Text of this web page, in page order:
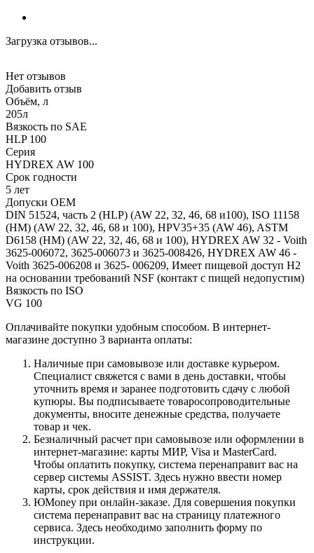
Загрузка отзывов...
Нет отзывов
Добавить отзыв
Объём, л
205л
Вязкость по SAE
HLP 100
Серия
HYDREX AW 100
Срок годности
5 лет
Допуски OEM
DIN 51524, часть 2 (HLP) (AW 22, 32, 46, 68 и100), ISO 11158
(HM) (AW 22, 32, 46, 68 и 100), HPV35+35 (AW 46), ASTM
D6158 (HM) (AW 22, 32, 46, 68 и 100), HYDREX AW 32 - Voith
3625-006072, 3625-006073 и 3625-008426, HYDREX AW 46 -
Voith 3625-006208 и 3625- 006209, Имеет пищевой доступ H2
на основании требований NSF (контакт с пищей недопустим)
Вязкость по ISO
VG 100
Оплачивайте покупки удобным способом. В интернет-
магазине доступно 3 варианта оплаты:
Наличные при самовывозе или доставке курьером.
Специалист свяжется с вами в день доставки, чтобы
уточнить время и заранее подготовить сдачу с любой
купюры. Вы подписываете товаросопроводительные
документы, вносите денежные средства, получаете
товар и чек.
Безналичный расчет при самовывозе или оформлении в
интернет-магазине: карты МИР, Visa и MasterCard.
Чтобы оплатить покупку, система перенаправит вас на
сервер системы ASSIST. Здесь нужно ввести номер
карты, срок действия и имя держателя.
ЮMoney при онлайн-заказе. Для совершения покупки
система перенаправит вас на страницу платежного
сервиса. Здесь необходимо заполнить форму по
инструкции.